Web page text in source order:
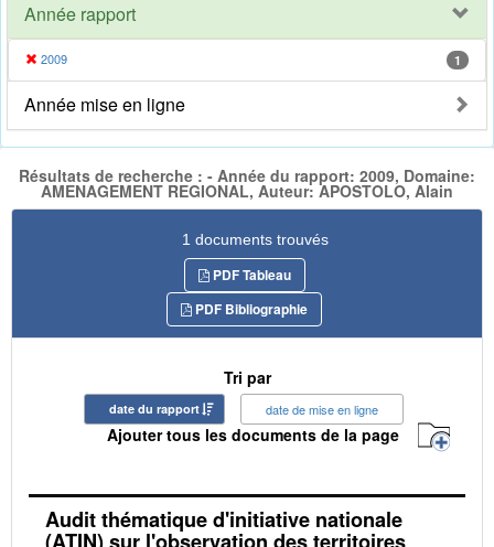
Année rapport
2009 1
Année mise en ligne
Résultats de recherche : - Année du rapport: 2009, Domaine:
AMENAGEMENT REGIONAL, Auteur: APOSTOLO, Alain
1 documents trouvés
PDF Tableau
PDF Bibliographie
Tri par
date du rapport date de mise en ligne
Ajouter tous les documents de la page
Audit thématique d'initiative nationale